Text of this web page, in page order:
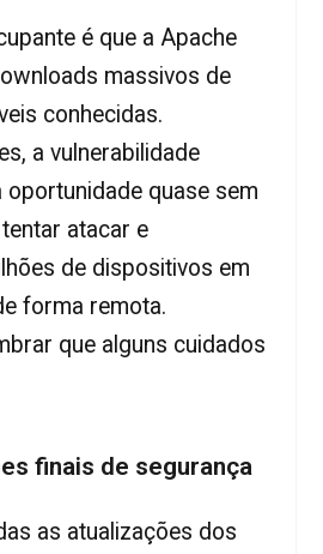
é que a Apache
massivos de
conhecidas.
a vulnerabilidade
oportunidade quase sem
atacar e
de dispositivos em
forma remota.
que alguns cuidados
finais de segurança
as atualizações dos